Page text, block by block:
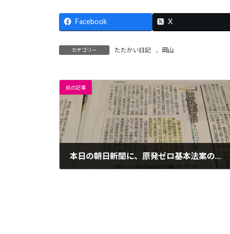
Facebook X
カテゴリー たたかい日記 、 岡山
前の記事
本日の朝日新聞に、原発ゼロ基本法案の原型が民進党時代に作られたことが書かれています。